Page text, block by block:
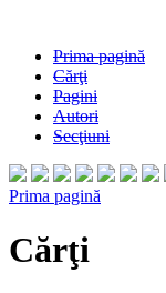
Prima pagină
Cărţi
Pagini
Autori
Secţiuni
Prima pagină
Cărţi